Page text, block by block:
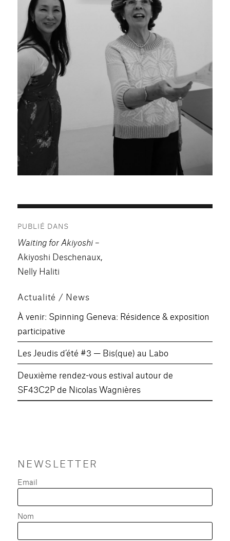
de
l’article
PUBLIÉ DANS
Waiting for Akiyoshi –
Akiyoshi Deschenaux,
Nelly Haliti
Actualité / News
À venir: Spinning Geneva: Résidence & exposition
participative
Les Jeudis d’été #3 — Bis(que) au Labo
Deuxième rendez-vous estival autour de
SF43C2P de Nicolas Wagnières
NEWSLETTER
Email
Nom